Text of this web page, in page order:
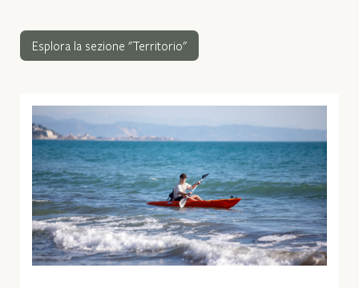
Esplora la sezione "Territorio"